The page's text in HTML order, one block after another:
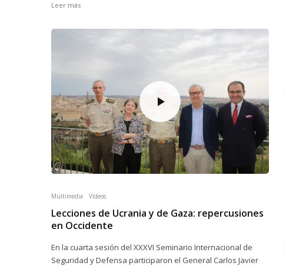
Leer más
Multimedia Vídeos
Lecciones de Ucrania y de Gaza: repercusiones
en Occidente
En la cuarta sesión del XXXVI Seminario Internacional de
Seguridad y Defensa participaron el General Carlos Javier